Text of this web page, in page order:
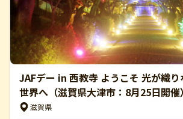
JAFデー in 西教寺 ようこそ 光が織り
世界へ（滋賀県大津市：8月25日開催）
滋賀県